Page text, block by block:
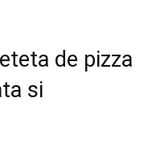
de pizza
si